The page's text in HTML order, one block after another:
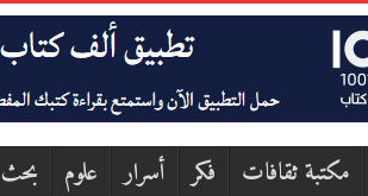
مكتبة ثقافات فكر أسرار علوم بحث